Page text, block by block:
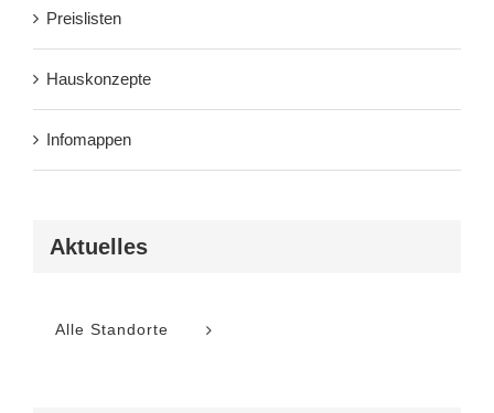
Preislisten
Hauskonzepte
Infomappen
Aktuelles
Alle Standorte